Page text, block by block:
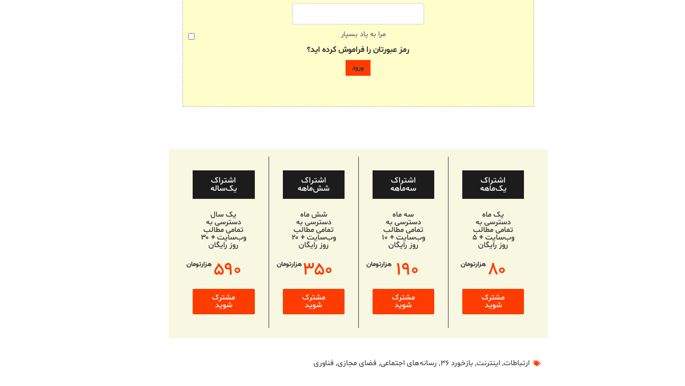
مرا به یاد بسپار
رمز عبورتان را فراموش کرده اید؟
اشتراک
یک‌ماهه
یک ماه
دسترسی به
تمامی مطالب
وب‌سایت + ۵
روز رایگان
۸۰ هزارتومان
مشترک
شوید
اشتراک
سه‌ماهه
سه ماه
دسترسی به
تمامی مطالب
وب‌سایت + ۱۰
روز رایگان
۱۹۰ هزارتومان
مشترک
شوید
اشتراک
شش‌ماهه
شش ماه
دسترسی به
تمامی مطالب
وب‌سایت + ۲۰
روز رایگان
۳۵۰هزارتومان
مشترک
شوید
اشتراک
یک‌ساله
یک سال
دسترسی به
تمامی مطالب
وب‌سایت + ۳۰
روز رایگان
۵۹۰ هزارتومان
مشترک
شوید
ارتباطات,اینترنت,بازخورد ۳۶ , رسانه‌های اجتماعی, فضای مجازی, فناوری